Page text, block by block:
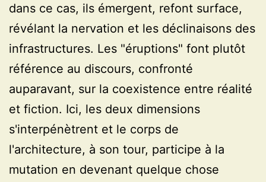
dans ce cas, ils émergent, refont surface,
révélant la nervation et les déclinaisons des
infrastructures. Les "éruptions" font plutôt
référence au discours, confronté
auparavant, sur la coexistence entre réalité
et fiction. Ici, les deux dimensions
s'interpénètrent et le corps de
l'architecture, à son tour, participe à la
mutation en devenant quelque chose